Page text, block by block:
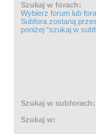
Szukaj w forach:
Wybierz forum lub
Subfora zostaną
poniżej “szukaj w
Szukaj w subforach:
Szukaj w: